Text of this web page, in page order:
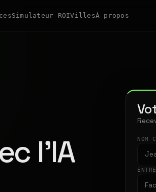
Simulateur ROIVillesÀ propos
l'IA NOM